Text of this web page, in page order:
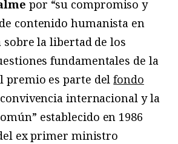
por “su compromiso y
contenido humanista en
la libertad de los
fundamentales de la
premio es parte delfondo
internacional y la
establecido en 1986
ex primer ministro